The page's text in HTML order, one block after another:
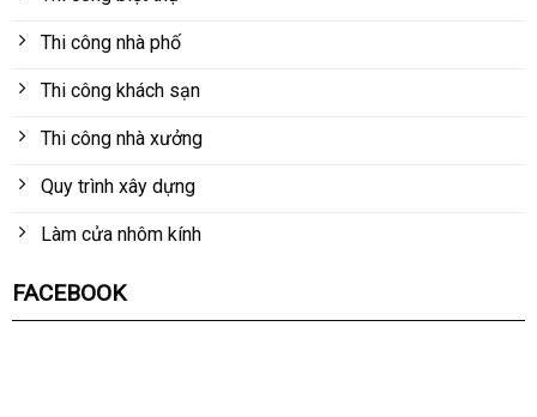
Thi công nhà phố
Thi công khách sạn
Thi công nhà xưởng
Quy trình xây dựng
Làm cửa nhôm kính
FACEBOOK